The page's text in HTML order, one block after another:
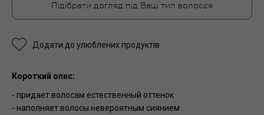
Підібрати догляд під Ваш тип волосся
Додати до улюблених продуктів
Короткий опис:
- придает волосам естественный оттенок
- наполняет волосы невероятным сиянием